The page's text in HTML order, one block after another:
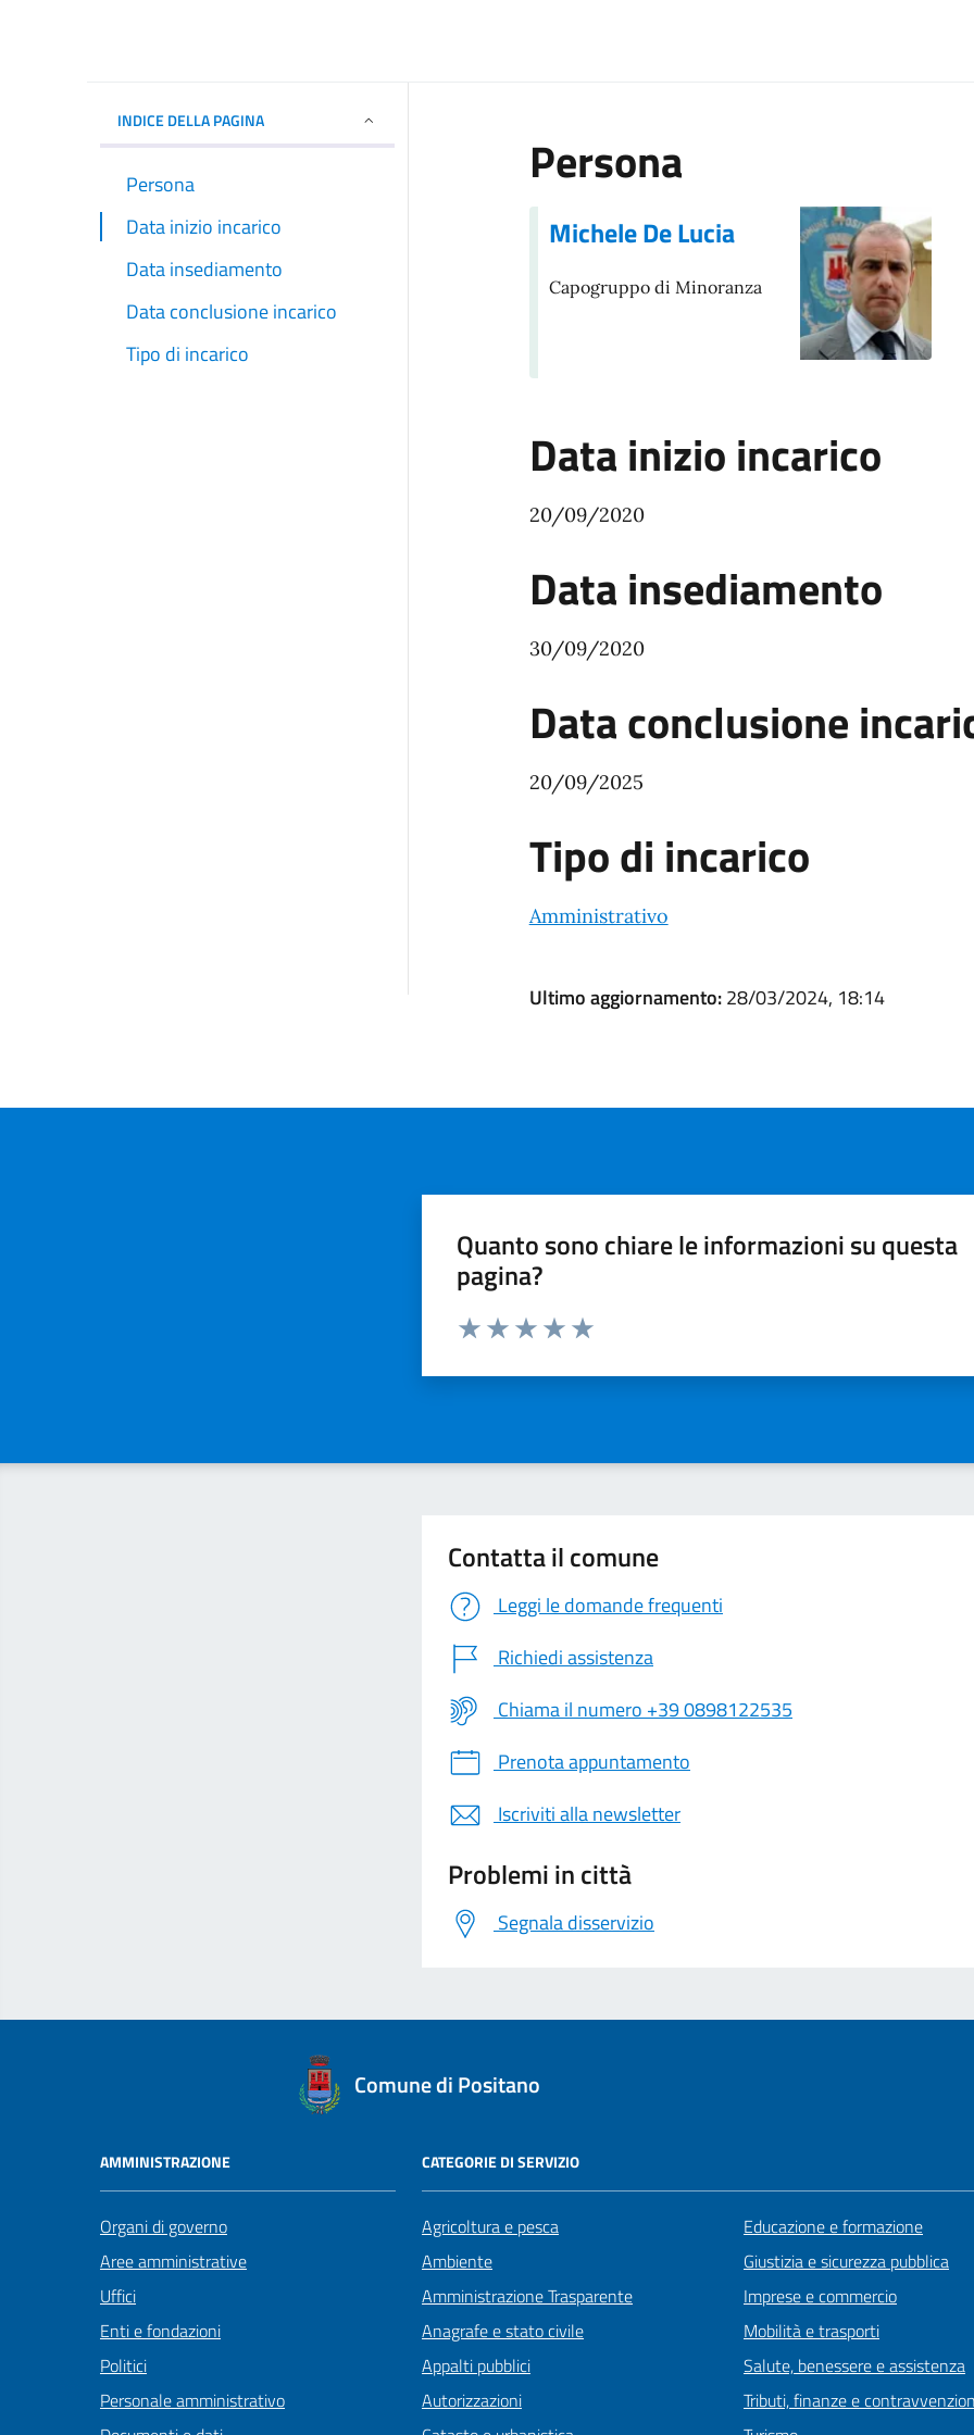
INDICE DELLA PAGINA
Persona
Data inizio incarico
Data insediamento
Data conclusione incarico
Tipo di incarico
Persona
Michele De Lucia
Capogruppo di Minoranza
Data inizio incarico
20/09/2020
Data insediamento
30/09/2020
Data conclusione
20/09/2025
Tipo di incarico
Amministrativo
Ultimo aggiornamento:28/03/2024, 18:14
Quanto sono chiare le informazioni su questa
pagina?
Valuta da 1 a 5 stelle la pagina
Contatta il comune
Leggi le domande frequenti
Richiedi assistenza
Chiama il numero +39 0898122535
Prenota appuntamento
Iscriviti alla newsletter
Problemi in città
Segnala disservizio
Comune di Positano
AMMINISTRAZIONE
Organi di governo
Aree amministrative
Uffici
Enti e fondazioni
Politici
Personale amministrativo
CATEGORIE DI SERVIZIO
Agricoltura e pesca
Ambiente
Amministrazione Trasparente
Anagrafe e stato civile
Appalti pubblici
Autorizzazioni
Educazione e formazione
Giustizia e sicurezza pubblica
Imprese e commercio
Mobilità e trasporti
Salute, benessere e assistenza
Tributi, finanze e